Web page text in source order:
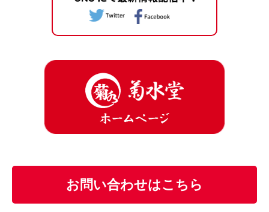
お問い合わせはこちら